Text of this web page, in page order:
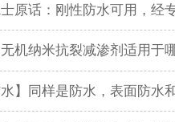
原话：刚性防水可用，经
无机纳米抗裂减渗剂适用于
】同样是防水，表面防水和结